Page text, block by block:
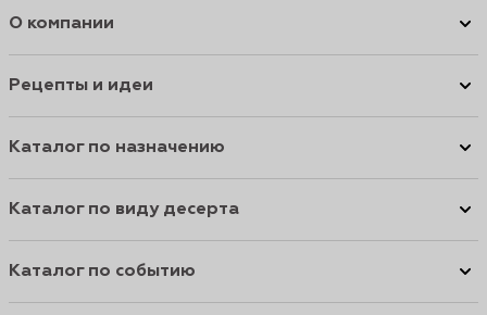
О компании
Рецепты и идеи
Каталог по назначению
Каталог по виду десерта
Каталог по событию